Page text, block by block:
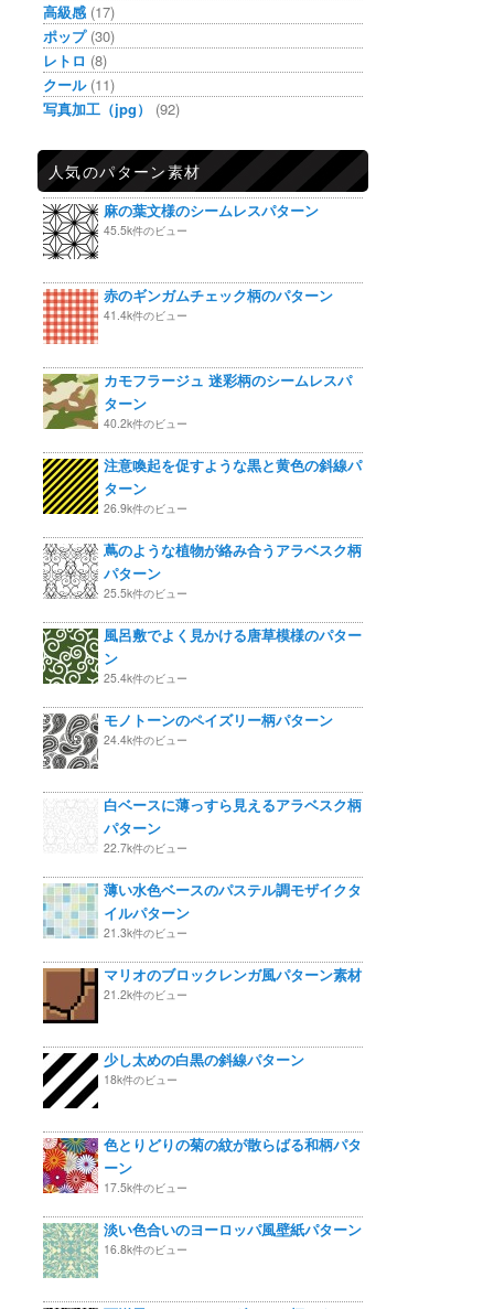
高級感 (17)
ポップ(30)
レトロ (8)
クール(11)
写真加工（jpg）
(92)
人気のパターン素材
麻の葉文様のシームレスパターン
45.5k件のビュー
赤のギンガムチェック柄のパターン
41.4k件のビュー
カモフラージュ 迷彩柄のシームレスパ
ターン
40.2k件のビュー
注意喚起を促すような黒と黄色の斜線パ
ターン
26.9k件のビュー
蔦のような植物が絡み合うアラベスク柄
パターン
25.5k件のビュー
風呂敷でよく見かける唐草模様のパター
ン
25.4k件のビュー
モノトーンのペイズリー柄パターン
24.4k件のビュー
白ベースに薄っすら見えるアラベスク柄
パターン
22.7k件のビュー
薄い水色ベースのパステル調モザイクタ
イルパターン
21.3k件のビュー
マリオのブロックレンガ風パターン素材
21.2k件のビュー
少し太めの白黒の斜線パターン
18k件のビュー
色とりどりの菊の紋が散らばる和柄パタ
ーン
17.5k件のビュー
淡い色合いのヨーロッパ風壁紙パターン
16.8k件のビュー